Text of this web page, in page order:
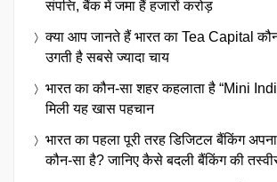
संपत्ति, बैंक में जमा हैं हजारों करोड़
क्या आप जानते हैं भारत का Tea Capital
उगती है सबसे ज्यादा चाय
भारत का कौन-सा शहर कहलाता है “Mini
मिली यह खास पहचान
भारत का पहला पूरी तरह डिजिटल बैंकिंग
कौन-सा है? जानिए कैसे बदली बैंकिंग की